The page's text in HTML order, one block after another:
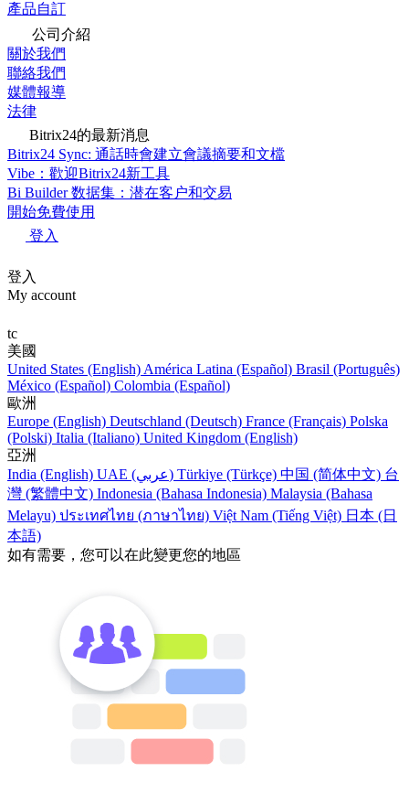
產品自訂
公司介紹
關於我們
聯絡我們
媒體報導
法律
Bitrix24的最新消息
Bitrix24 Sync: 通話時會建立會議摘要和文檔
Vibe：歡迎Bitrix24新工具
Bi Builder 数据集：潜在客户和交易
開始免費使用
登入
登入
My account
tc
美國
United States (English) América Latina (Español) Brasil (Português)
México (Español) Colombia (Español)
歐洲
Europe (English) Deutschland (Deutsch) France (Français) Polska
(Polski) Italia (Italiano) United Kingdom (English)
亞洲
India (English)
UAE (عربي) Türkiye (Türkçe) 中国 (简体中文) 台
灣 (繁體中文) Indonesia (Bahasa Indonesia) Malaysia (Bahasa
Melayu) ประเทศไทย (ภาษาไทย) Việt Nam (Tiếng Việt) 日本 (日
本語)
如有需要，您可以在此變更您的地區